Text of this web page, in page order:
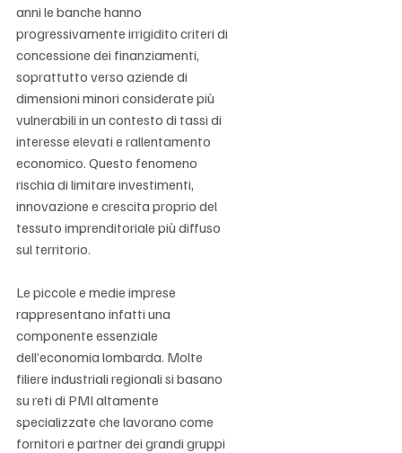
anni le banche hanno
progressivamente irrigidito criteri di
concessione dei finanziamenti,
soprattutto verso aziende di
dimensioni minori considerate più
vulnerabili in un contesto di tassi di
interesse elevati e rallentamento
economico. Questo fenomeno
rischia di limitare investimenti,
innovazione e crescita proprio del
tessuto imprenditoriale più diffuso
sul territorio.
Le piccole e medie imprese
rappresentano infatti una
componente essenziale
dell’economia lombarda. Molte
filiere industriali regionali si basano
su reti di PMI altamente
specializzate che lavorano come
fornitori e partner dei grandi gruppi